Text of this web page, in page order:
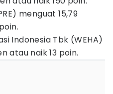
menguat 15,79
Indonesia Tbk (WEHA)
atau naik 13 poin.